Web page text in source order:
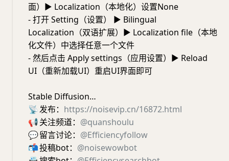
面）► Localization（本地化）设置None
- 打开 Setting（设置） ► Bilingual
Localization（双语扩展）► Localization file（本地
化文件）中选择任意一个文件
- 然后点击 Apply settings（应用设置）► Reload
UI（重新加载UI）重启UI界面即可
Stable Diffusion…
📡发布： https://noisevip.cn/16872.html
📢关注频道： @quanshoulu
💬留言讨论： @Efficiencyfollow
📬投稿bot： @noisewowbot